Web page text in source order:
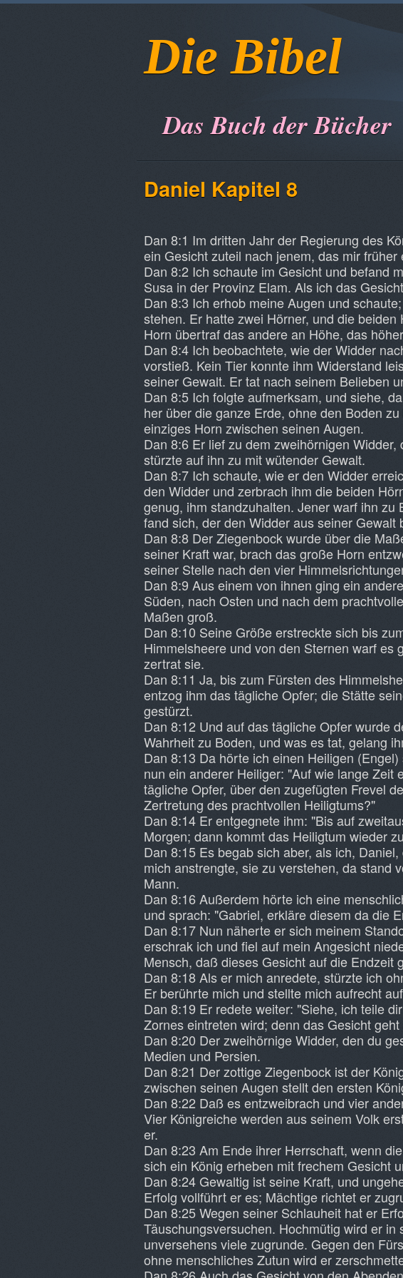
Die Bibel
Das Buch der Bücher
Daniel Kapitel 8
Dan 8:1 Im dritten Jahr der Regierung des
ein Gesicht zuteil nach jenem, das mir früher
Dan 8:2 Ich schaute im Gesicht und befand
Susa in der Provinz Elam. Als ich das
Dan 8:3 Ich erhob meine Augen und
stehen. Er hatte zwei Hörner, und die
Horn übertraf das andere an Höhe, das
Dan 8:4 Ich beobachtete, wie der Widder
vorstieß. Kein Tier konnte ihm Widerstand
seiner Gewalt. Er tat nach seinem Belieben
Dan 8:5 Ich folgte aufmerksam, und siehe,
her über die ganze Erde, ohne den Boden
einziges Horn zwischen seinen Augen.
Dan 8:6 Er lief zu dem zweihörnigen
stürzte auf ihn zu mit wütender Gewalt.
Dan 8:7 Ich schaute, wie er den Widder
den Widder und zerbrach ihm die beiden
genug, ihm standzuhalten. Jener warf ihn zu
fand sich, der den Widder aus seiner Gewalt
Dan 8:8 Der Ziegenbock wurde über die
seiner Kraft war, brach das große Horn
seiner Stelle nach den vier
Dan 8:9 Aus einem von ihnen ging ein
Süden, nach Osten und nach dem
Maßen groß.
Dan 8:10 Seine Größe erstreckte sich bis
Himmelsheere und von den Sternen warf es
zertrat sie.
Dan 8:11 Ja, bis zum Fürsten des
entzog ihm das tägliche Opfer; die Stätte
gestürzt.
Dan 8:12 Und auf das tägliche Opfer wurde
Wahrheit zu Boden, und was es tat, gelang
Dan 8:13 Da hörte ich einen Heiligen
nun ein anderer Heiliger: "Auf wie lange Zeit
tägliche Opfer, über den zugefügten Frevel
Zertretung des prachtvollen Heiligtums?"
Dan 8:14 Er entgegnete ihm: "Bis auf
Morgen; dann kommt das Heiligtum wieder
Dan 8:15 Es begab sich aber, als ich,
mich anstrengte, sie zu verstehen, da stand
Mann.
Dan 8:16 Außerdem hörte ich eine
und sprach: "Gabriel, erkläre diesem da die
Dan 8:17 Nun näherte er sich meinem
erschrak ich und fiel auf mein Angesicht
Mensch, daß dieses Gesicht auf die Endzeit
Dan 8:18 Als er mich anredete, stürzte ich
Er berührte mich und stellte mich aufrecht
Dan 8:19 Er redete weiter: "Siehe, ich teile
Zornes eintreten wird; denn das Gesicht
Dan 8:20 Der zweihörnige Widder, den du
Medien und Persien.
Dan 8:21 Der zottige Ziegenbock ist der
zwischen seinen Augen stellt den ersten
Dan 8:22 Daß es entzweibrach und vier
Vier Königreiche werden aus seinem Volk
er.
Dan 8:23 Am Ende ihrer Herrschaft, wenn
sich ein König erheben mit frechem Gesicht
Dan 8:24 Gewaltig ist seine Kraft, und
Erfolg vollführt er es; Mächtige richtet er
Dan 8:25 Wegen seiner Schlauheit hat er
Täuschungsversuchen. Hochmütig wird er in
unversehens viele zugrunde. Gegen den
ohne menschliches Zutun wird er